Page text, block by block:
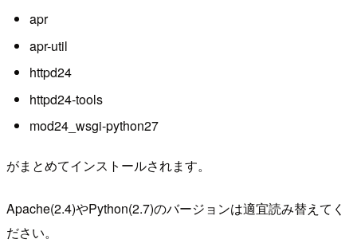
apr
apr-util
httpd24
httpd24-tools
mod24_wsgi-python27
がまとめてインストールされます。
Apache(2.4)やPython(2.7)のバージョンは適宜読み替えてく
ださい。